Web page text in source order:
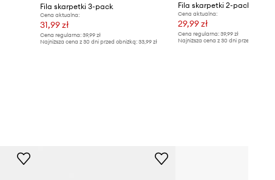
Fila skarpetki 3-pack
Cena aktualna:
31,99 zł
Cena regularna:39,99 zł
Najniższa cena z 30 dni przed obniżką:33,99 zł
Fila skarpetki 2-pack
Cena aktualna:
29,99 zł
Cena regularna: 39,99 zł
Najniższa cena z 30 dni przed obniżką: